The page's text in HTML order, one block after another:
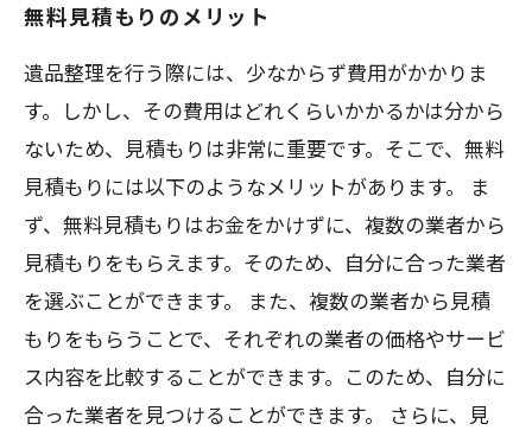
無料見積もりのメリット
遺品整理を行う際には、少なからず費用がかかりま
す。しかし、その費用はどれくらいかかるかは分から
ないため、見積もりは非常に重要です。そこで、無料
見積もりには以下のようなメリットがあります。 ま
ず、無料見積もりはお金をかけずに、複数の業者から
見積もりをもらえます。そのため、自分に合った業者
を選ぶことができます。 また、複数の業者から見積
もりをもらうことで、それぞれの業者の価格やサービ
ス内容を比較することができます。このため、自分に
合った業者を見つけることができます。 さらに、見